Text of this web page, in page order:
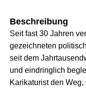
Beschreibung
Seit fast 30 Jahren
gezeichneten
seit dem
und eindringlich
Karikaturist den